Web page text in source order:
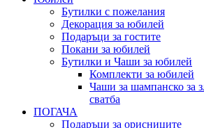
Бутилки с пожелания
Декорация за юбилей
Подаръци за гостите
Покани за юбилей
Бутилки и Чаши за юбилей
Комплекти за юбилей
Чаши за шампанско за
сватба
ПОГАЧА
Подаръци за орисниците